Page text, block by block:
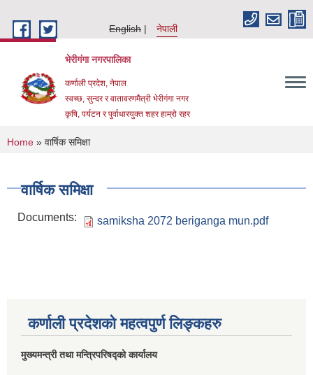
English
नेपाली
भेरीगंगा नगरपालिका
कर्णाली प्रदेश, नेपाल
स्वच्छ, सुन्दर र वातावरणमैत्री भेरीगंगा नगर
कृषि, पर्यटन र पुर्वाधारयुक्त शहर हाम्रो रहर
You are here
Home » वार्षिक समिक्षा
वार्षिक समिक्षा
Documents: samiksha 2072 beriganga mun.pdf
कर्णाली प्रदेशको महत्वपुर्ण लिङ्कहरु
मुख्यमन्त्री तथा मन्त्रिपरिषद्को कार्यालय